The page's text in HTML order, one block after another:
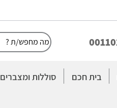
בית חכם סוללות ומצברים